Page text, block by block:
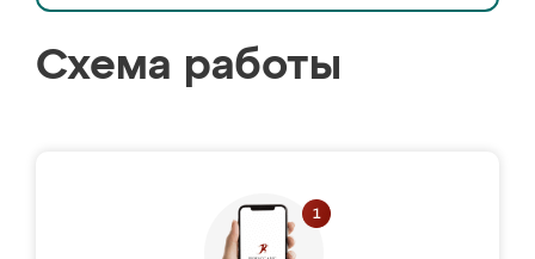
Схема работы